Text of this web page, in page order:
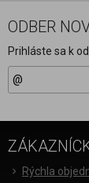
ODBER
Prihláste sa k
Rýchla